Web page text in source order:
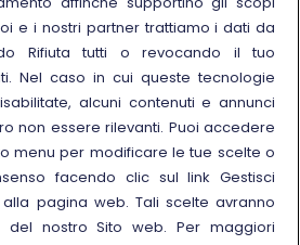
dati personali
Accessibilità
e i nostri partner trattiamo i dati da
Rifiuta tutti o revocando il tuo
Nel caso in cui queste tecnologie
alcuni contenuti e annunci
non essere rilevanti. Puoi accedere
menu per modificare le tue scelte o
facendo clic sul link Gestisci
pagina web. Tali scelte avranno
del nostro Sito web. Per maggiori